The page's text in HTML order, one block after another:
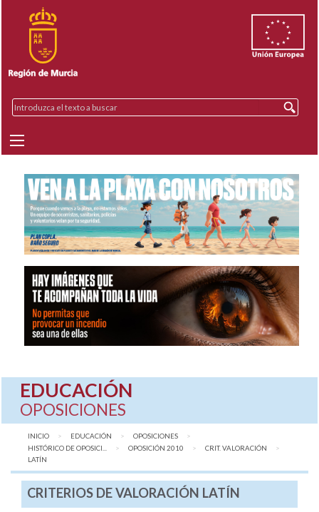
EDUCACIÓN
OPOSICIONES
INICIO EDUCACIÓN
OPOSICIONES
HISTÓRICO DE OPOSICI...
OPOSICIÓN 2010
CRIT. VALORACIÓN
AQUÍ:
LATÍN
CRITERIOS DE VALORACIÓN LATÍN